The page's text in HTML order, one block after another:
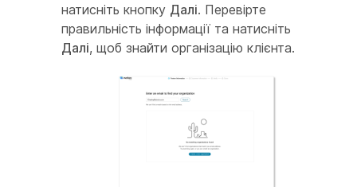
натисніть кнопку Далі. Перевірте
правильність інформації та натисніть
Далі, щоб знайти організацію клієнта.